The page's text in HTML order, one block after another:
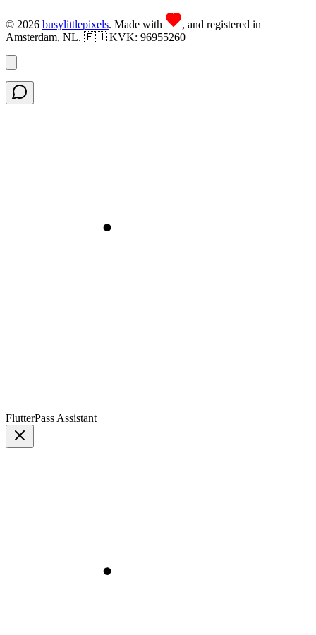
© 2026 busylittlepixels. Made with
, and registered in
Amsterdam, NL. 🇪🇺 KVK: 96955260
FlutterPass Assistant